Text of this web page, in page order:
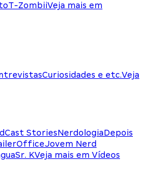
T-ZombiiVeja mais em
Curiosidades e etc.Veja
StoriesNerdologiaDepois
Jovem Nerd
Sr. KVeja mais em Vídeos